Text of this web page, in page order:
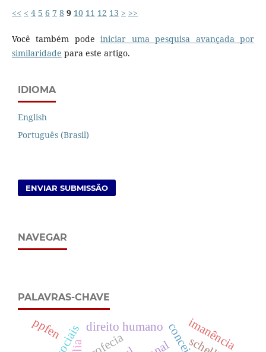
<< < 4 5 6 7 8 9 10 11 12 13 > >>
Você também podeiniciar uma pesquisa avançada por
similaridade para este artigo.
IDIOMA
English
Português (Brasil)
ENVIAR SUBMISSÃO
NAVEGAR
PALAVRAS-CHAVE
direito humano imanência
ppfen